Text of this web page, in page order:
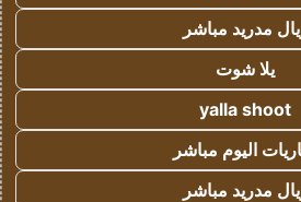
مدريد مباشر
يلا شوت
yalla shoot
اليوم مباشر
مدريد مباشر